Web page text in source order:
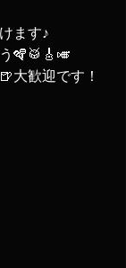
ます♪
🪇🥁🎸🎺
大歓迎です！